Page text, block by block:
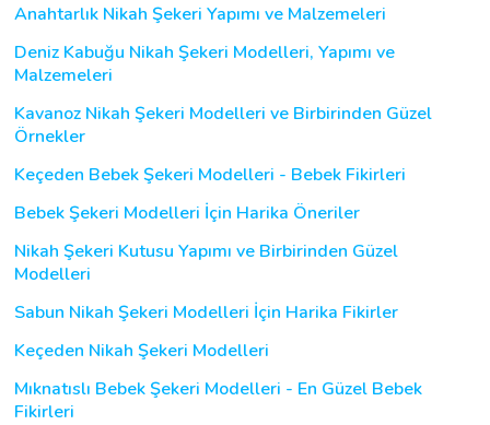
Anahtarlık Nikah Şekeri Yapımı ve Malzemeleri
Deniz Kabuğu Nikah Şekeri Modelleri, Yapımı ve
Malzemeleri
Kavanoz Nikah Şekeri Modelleri ve Birbirinden Güzel
Örnekler
Keçeden Bebek Şekeri Modelleri - Bebek Fikirleri
Bebek Şekeri Modelleri İçin Harika Öneriler
Nikah Şekeri Kutusu Yapımı ve Birbirinden Güzel
Modelleri
Sabun Nikah Şekeri Modelleri İçin Harika Fikirler
Keçeden Nikah Şekeri Modelleri
Mıknatıslı Bebek Şekeri Modelleri - En Güzel Bebek
Fikirleri